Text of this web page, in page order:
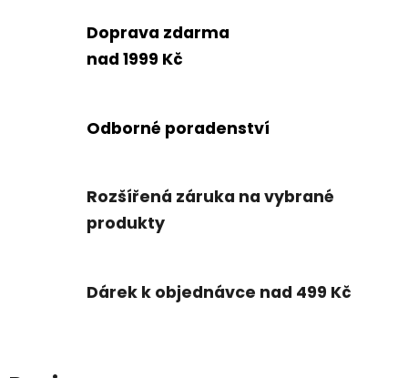
Doprava zdarma
nad 1999 Kč
Odborné poradenství
Rozšířená záruka na vybrané
produkty
Dárek k objednávce nad 499 Kč